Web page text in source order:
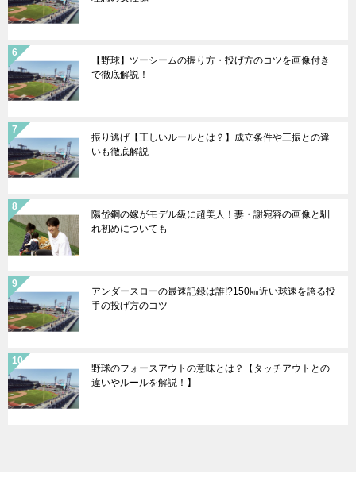
【野球】ツーシームの握り方・投げ方のコツを画像付き
で徹底解説！
振り逃げ【正しいルールとは？】成立条件や三振との違
いも徹底解説
陽岱鋼の嫁がモデル級に超美人！妻・謝宛容の画像と馴
れ初めについても
アンダースローの最速記録は誰!?150㎞近い球速を誇る投
手の投げ方のコツ
野球のフォースアウトの意味とは？【タッチアウトとの
違いやルールを解説！】